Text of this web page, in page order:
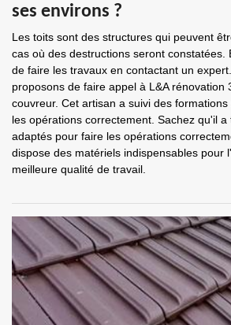
ses environs ?
Les toits sont des structures qui peuvent
cas où des destructions seront constatées.
de faire les travaux en contactant un
proposons de faire appel à L&A rénovation
couvreur. Cet artisan a suivi des
les opérations correctement. Sachez qu'il
adaptés pour faire les opérations
dispose des matériels indispensables pour
meilleure qualité de travail.